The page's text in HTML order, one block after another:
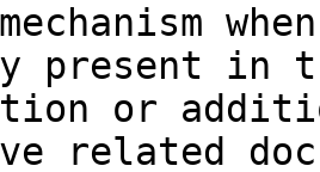
in
or